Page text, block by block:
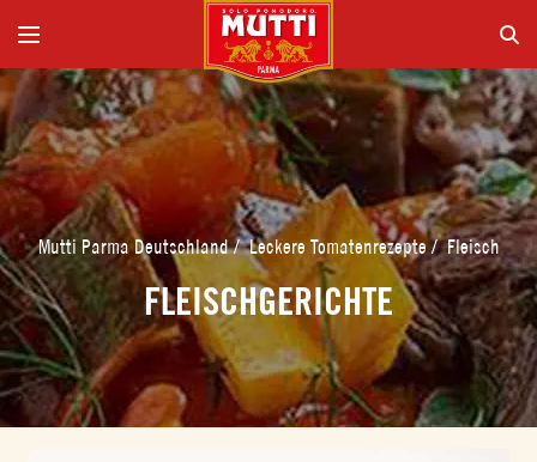
Mutti Parma Deutschland/ Leckere Tomatenrezepte/ Fleisch
FLEISCHGERICHTE